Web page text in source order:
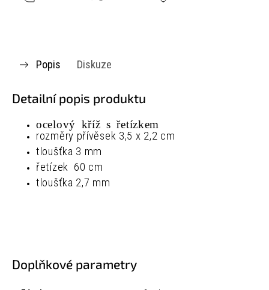
Popis Diskuze
Detailní popis produktu
ocelový kříž s řetízkem
rozměry přívěsek 3,5 x 2,2 cm
tloušťka 3 mm
řetízek 60 cm
tloušťka 2,7 mm
Doplňkové parametry